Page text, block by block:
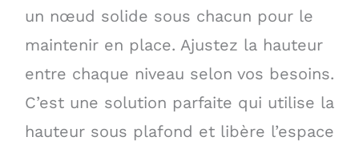
un nœud solide sous chacun pour le
maintenir en place. Ajustez la hauteur
entre chaque niveau selon vos besoins.
C’est une solution parfaite qui utilise la
hauteur sous plafond et libère l’espace